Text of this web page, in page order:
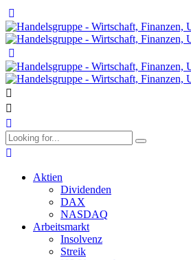
Aktien
Dividenden
DAX
NASDAQ
Arbeitsmarkt
Insolvenz
Streik